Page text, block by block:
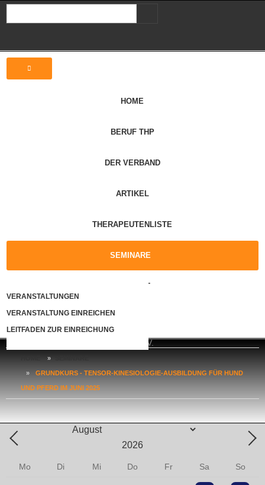
HOME
BERUF THP
DER VERBAND
ARTIKEL
THERAPEUTENLISTE
SEMINARE
VERANSTALTUNGEN
VERANSTALTUNG EINREICHEN
LEITFADEN ZUR EINREICHUNG
KONTAKT
»
» GRUNDKURS - TENSOR-KINESIOLOGIE-AUSBILDUNG FÜR HUND
UND PFERD IM JUNI 2025
Mo Di Mi Do Fr Sa So